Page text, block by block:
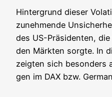
Hin­ter­grund die­ser
zuneh­men­de
des US-Prä­si­den­ten,
den Märk­ten sorg­te. In
zeig­ten sich beson­ders
gen im DAX bzw.